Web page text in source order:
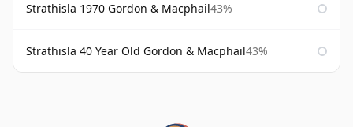
Strathisla 1970 Gordon & Macphail43%
Strathisla 40 Year Old Gordon & Macphail43%